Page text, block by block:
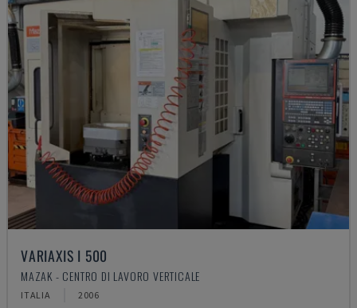
VARIAXIS I 500
MAZAK - CENTRO DI LAVORO VERTICALE
ITALIA 2006